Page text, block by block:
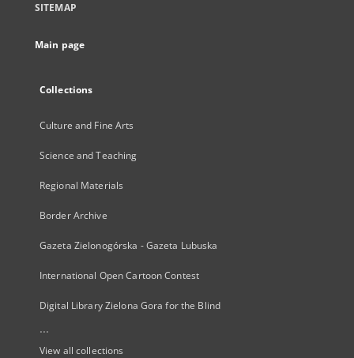
SITEMAP
Main page
Collections
Culture and Fine Arts
Science and Teaching
Regional Materials
Border Archive
Gazeta Zielonogórska - Gazeta Lubuska
International Open Cartoon Contest
Digital Library Zielona Gora for the Blind
...
View all collections